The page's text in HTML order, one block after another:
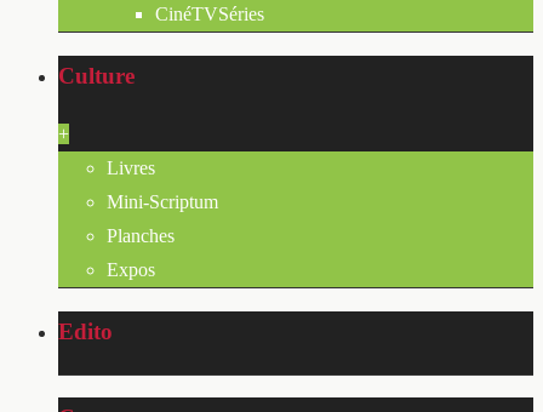
CinéTVSéries
Culture
+
Livres
Mini-Scriptum
Planches
Expos
Edito